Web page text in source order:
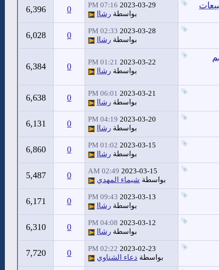
2023-03-29
07:16 PM
بواسطة رشاا 0
6,396
2023-03-28
02:33 PM
بواسطة رشاا 0
6,028
2023-03-22
01:21 PM
بواسطة رشاا 0
6,384
2023-03-21
06:01 PM
بواسطة رشاا 0
6,638
2023-03-20
04:19 PM
بواسطة رشاا 0
6,131
2023-03-15
01:02 PM
بواسطة رشاا 0
6,860
2023-03-15
02:49 AM
بواسطة شيماء المهدي 0
5,487
2023-03-13
09:43 PM
بواسطة رشاا 0
6,171
2023-03-12
04:08 PM
بواسطة رشاا 0
6,310
2023-02-23
02:22 PM
بواسطة دعاء الشناوي 0
7,720